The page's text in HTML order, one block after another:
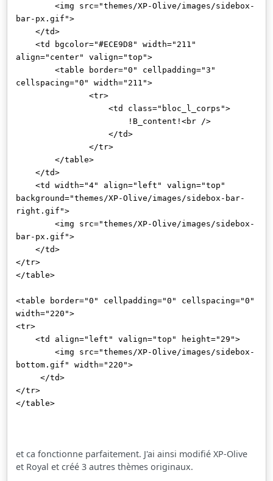
<img src="themes/XP-Olive/images/sidebox-
bar-px.gif">
</td>
<td bgcolor="#ECE9D8" width="211"
align="center" valign="top">
<table border="0" cellpadding="3"
cellspacing="0" width="211">
<tr>
<td class="bloc_l_corps">
!B_content!<br />
</td>
</tr>
</table>
</td>
<td width="4" align="left" valign="top"
background="themes/XP-Olive/images/sidebox-bar-
right.gif">
<img src="themes/XP-Olive/images/sidebox-
bar-px.gif">
</td>
</tr>
</table>
<table border="0" cellpadding="0" cellspacing="0"
width="220">
<tr>
<td align="left" valign="top" height="29">
<img src="themes/XP-Olive/images/sidebox-
bottom.gif" width="220">
</td>
</tr>
</table>
et ca fonctionne parfaitement. J'ai ainsi modifié XP-Olive
et Royal et créé 3 autres thèmes originaux.